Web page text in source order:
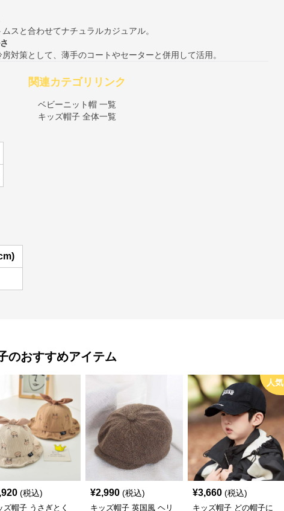
スと合わせてナチュラルカジュアル。
対策として、薄手のコートやセーターと併用して活用。
関連カテゴリリンク
ベビーニット帽 一覧
キッズ帽子 全体一覧
のおすすめアイテム
(税込)
ズ帽子 うさぎとく
¥2,990 (税込)
キッズ帽子 英国風 ヘリ
人気
¥3,660 (税込)
キッズ帽子 どの帽子に